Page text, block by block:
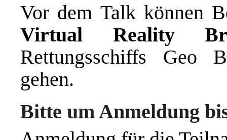
Vor dem Talk können
Virtual Reality
Rettungsschiffs Geo
gehen.
Bitte um Anmeldung